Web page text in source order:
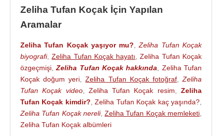
Vakıf Yükseköğretim Kurumları Koordinasyon
Komisyonu ve Engelli Çalışma Grubunun
Prof. Dr. Zeliha Tufan Koçak, dezavantajlı gruplara
yönelik olarak Engelsiz Üniversiteler Ödüllerini
hayata geçirmiş, mülteci akademisyenleri konu alan
Ortadoğu’da Akademik Mirası Koruma Projesini
yürütmüştür. Eğitim Komisyonu, Sağlık Komisyonu
ve Proje Komisyonu üyesidir. Sağlık Meslekleri
Kurulu, HIV-AIDS Danışma Kurulu ve TÜSEB
Zeliha Tufan Koçak İçin Yapılan
Aramalar
Zeliha Tufan Koçak yaşıyor mu? ,Zeliha Tufan Koçak
biyografi,Zeliha Tufan Koçak hayatı ,Zeliha Tufan Koçak
özgeçmişi ,Zeliha Tufan Koçak hakkında
Zeliha Tufan
Koçak doğum yeri ,Zeliha Tufan Koçak fotoğraf,Zeliha
Tufan Koçak video, Zeliha Tufan Koçak resim ,Zeliha
Tufan Koçak kimdir? ,Zeliha Tufan Koçak kaç yaşında?
Zeliha Tufan Koçak nereli,Zeliha Tufan Koçak memleketi
Zeliha Tufan Koçak albümleri